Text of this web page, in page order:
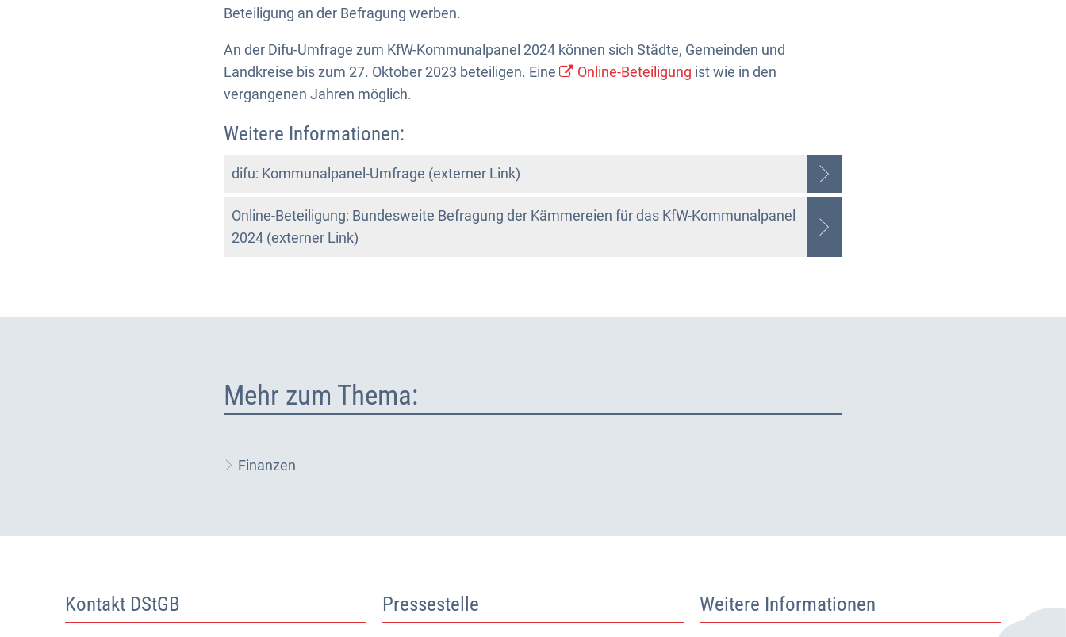
Beteiligung an der Befragung werben.
An der Difu-Umfrage zum KfW-Kommunalpanel 2024 können sich Städte, Gemeinden und
Landkreise bis zum 27. Oktober 2023 beteiligen. Eine
Online-Beteiligung ist wie in den
vergangenen Jahren möglich.
Weitere Informationen:
difu: Kommunalpanel-Umfrage (externer Link)
Online-Beteiligung: Bundesweite Befragung der Kämmereien für das KfW-Kommunalpanel
2024 (externer Link)
Mehr zum Thema:
Finanzen
Kontakt DStGB Pressestelle Weitere Informationen